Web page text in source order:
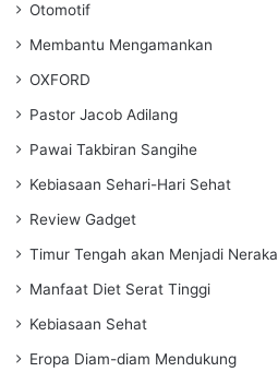
Otomotif
Membantu Mengamankan
OXFORD
Pastor Jacob Adilang
Pawai Takbiran Sangihe
Kebiasaan Sehari-Hari Sehat
Review Gadget
Timur Tengah akan Menjadi Neraka
Manfaat Diet Serat Tinggi
Kebiasaan Sehat
Eropa Diam-diam Mendukung